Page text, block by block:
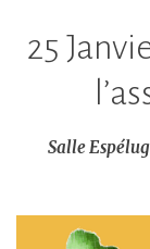
25
Salle